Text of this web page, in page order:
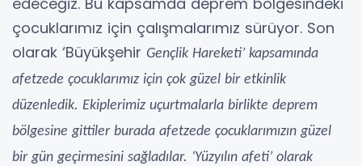
çocuklarımız için çalışmalarımız sürüyor. Son
olarak ‘Büyükşehir Gençlik Hareketi’ kapsamında
afetzede çocuklarımız için çok güzel bir etkinlik
düzenledik. Ekiplerimiz uçurtmalarla birlikte deprem
bölgesine gittiler burada afetzede çocuklarımızın güzel
bir gün geçirmesini sağladılar. ‘Yüzyılın afeti’ olarak